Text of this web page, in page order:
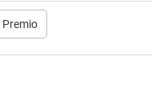
Premio